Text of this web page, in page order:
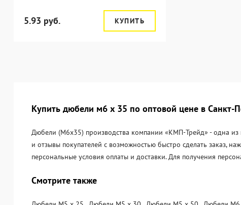
5.93 руб. КУПИТЬ
Купить дюбели м6 х 35 по оптовой цене в Санкт-
Дюбели (М6х35) производства компании «KМП-Трейд» - одна из
и отзывы покупателей с возможностью быстро сделать заказ,
персональные условия оплаты и доставки. Для получения
Смотрите также